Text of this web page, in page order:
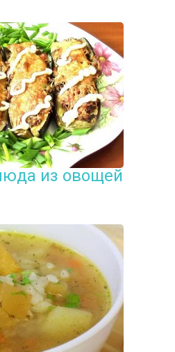
из овощей